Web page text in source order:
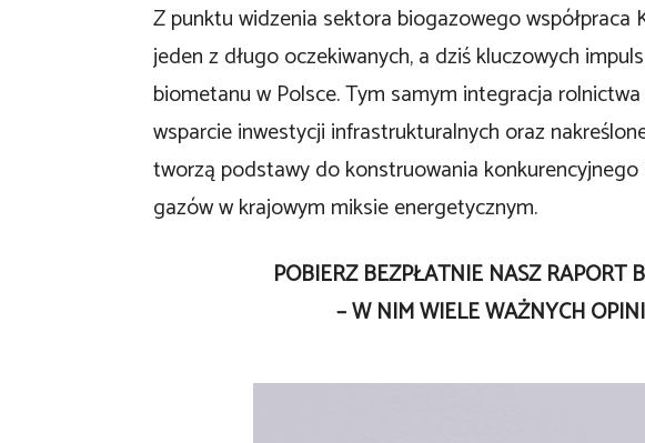
Z punktu widzenia sektora biogazowego współpraca
jeden z długo oczekiwanych, a dziś kluczowych
biometanu w Polsce. Tym samym integracja
wsparcie inwestycji infrastrukturalnych oraz
tworzą podstawy do konstruowania
gazów w krajowym miksie energetycznym.
POBIERZ BEZPŁATNIE NASZ RAPORT
– W NIM WIELE WAŻNYCH